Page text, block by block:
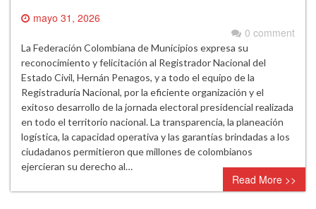
mayo 31, 2026
0 comment
La Federación Colombiana de Municipios expresa su
reconocimiento y felicitación al Registrador Nacional del
Estado Civil, Hernán Penagos, y a todo el equipo de la
Registraduría Nacional, por la eficiente organización y el
exitoso desarrollo de la jornada electoral presidencial realizada
en todo el territorio nacional. La transparencia, la planeación
logística, la capacidad operativa y las garantías brindadas a los
ciudadanos permitieron que millones de colombianos
ejercieran su derecho al…
Read More >>